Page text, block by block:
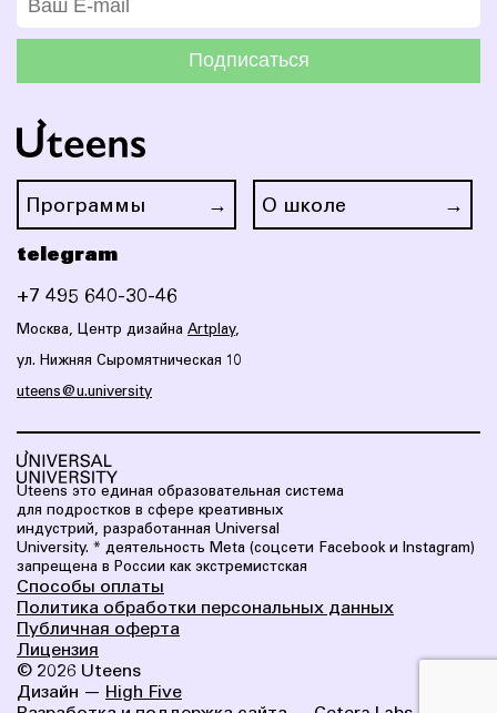
Подписаться
Программы О школе
telegram
+7 495 640-30-46
Москва, Центр дизайна Artplay,
ул. Нижняя Сыромятническая 10
uteens@u.university
Uteens это eдиная образовательная система
для подростков в сфере креативных
индустрий, разработанная Universal
University. * деятельность Meta (соцсети Facebook и Instagram)
запрещена в России как экстремистская
Способы оплаты
Политика обработки персональных данных
Публичная оферта
Лицензия
© 2026 Uteens
Дизайн — High Five